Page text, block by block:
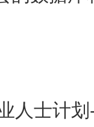
人士计